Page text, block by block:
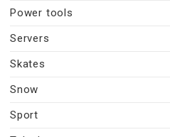
Power tools
Servers
Skates
Snow
Sport